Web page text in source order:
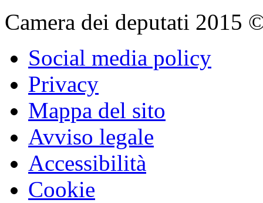
Camera dei deputati
Social media policy
Privacy
Mappa del sito
Avviso legale
Accessibilità
Cookie